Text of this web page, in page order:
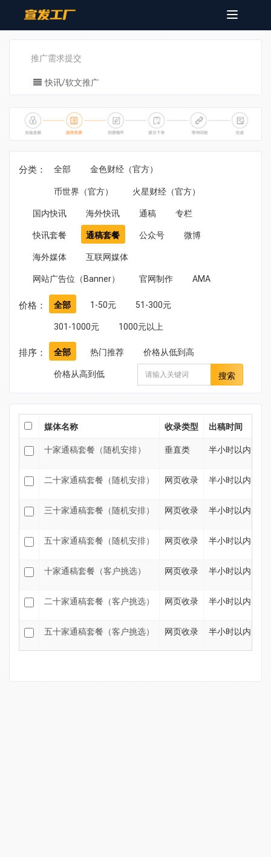
Toggle
推广需求提交
快讯/软文推广
分类： 全部 金色财经（官方）
币世界（官方） 火星财经（官方）
国内快讯 海外快讯 通稿 专栏
快讯套餐 通稿套餐 公众号 微博
海外媒体 互联网媒体
网站广告位（Banner） 官网制作 AMA
价格： 全部 1-50元 51-300元
301-1000元 1000元以上
排序： 全部 热门推荐 价格从低到高
价格从高到低 搜索
媒体名称 收录类型 出稿时间
十家通稿套餐（随机安排） 垂直类 半小时以内
二十家通稿套餐（随机安排） 网页收录 半小时以内
三十家通稿套餐（随机安排） 网页收录 半小时以内
五十家通稿套餐（随机安排） 网页收录 半小时以内
十家通稿套餐（客户挑选） 网页收录 半小时以内
二十家通稿套餐（客户挑选） 网页收录 半小时以内
五十家通稿套餐（客户挑选） 网页收录 半小时以内